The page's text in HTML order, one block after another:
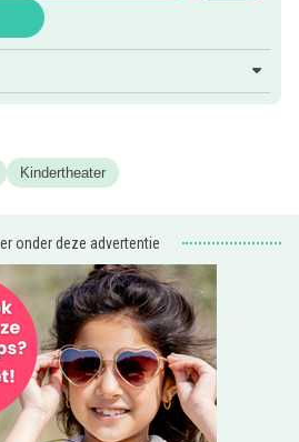
Kindertheater
onder deze advertentie